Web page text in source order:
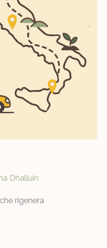
Dhalluin
rigenera